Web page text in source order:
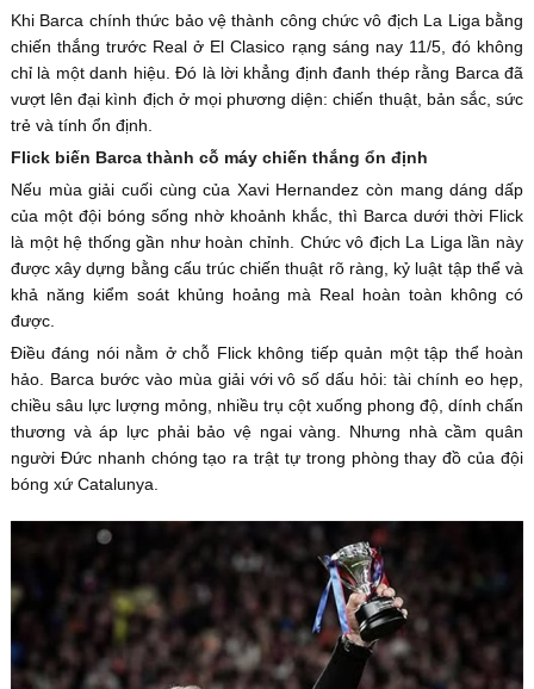
Khi Barca chính thức bảo vệ thành công chức vô địch La Liga bằng
chiến thắng trước Real ở El Clasico rạng sáng nay 11/5, đó không
chỉ là một danh hiệu. Đó là lời khẳng định đanh thép rằng Barca đã
vượt lên đại kình địch ở mọi phương diện: chiến thuật, bản sắc, sức
trẻ và tính ổn định.
Flick biến Barca thành cỗ máy chiến thắng ổn định
Nếu mùa giải cuối cùng của Xavi Hernandez còn mang dáng dấp
của một đội bóng sống nhờ khoảnh khắc, thì Barca dưới thời Flick
là một hệ thống gần như hoàn chỉnh. Chức vô địch La Liga lần này
được xây dựng bằng cấu trúc chiến thuật rõ ràng, kỷ luật tập thể và
khả năng kiểm soát khủng hoảng mà Real hoàn toàn không có
được.
Điều đáng nói nằm ở chỗ Flick không tiếp quản một tập thể hoàn
hảo. Barca bước vào mùa giải với vô số dấu hỏi: tài chính eo hẹp,
chiều sâu lực lượng mỏng, nhiều trụ cột xuống phong độ, dính chấn
thương và áp lực phải bảo vệ ngai vàng. Nhưng nhà cầm quân
người Đức nhanh chóng tạo ra trật tự trong phòng thay đồ của đội
bóng xứ Catalunya.